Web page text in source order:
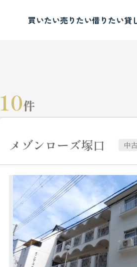
買いたい売りたい借りたい貸
10件
メゾンローズ塚口 中